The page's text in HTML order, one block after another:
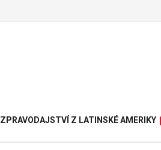
ZPRAVODAJSTVÍ Z LATINSKÉ AMERIKY